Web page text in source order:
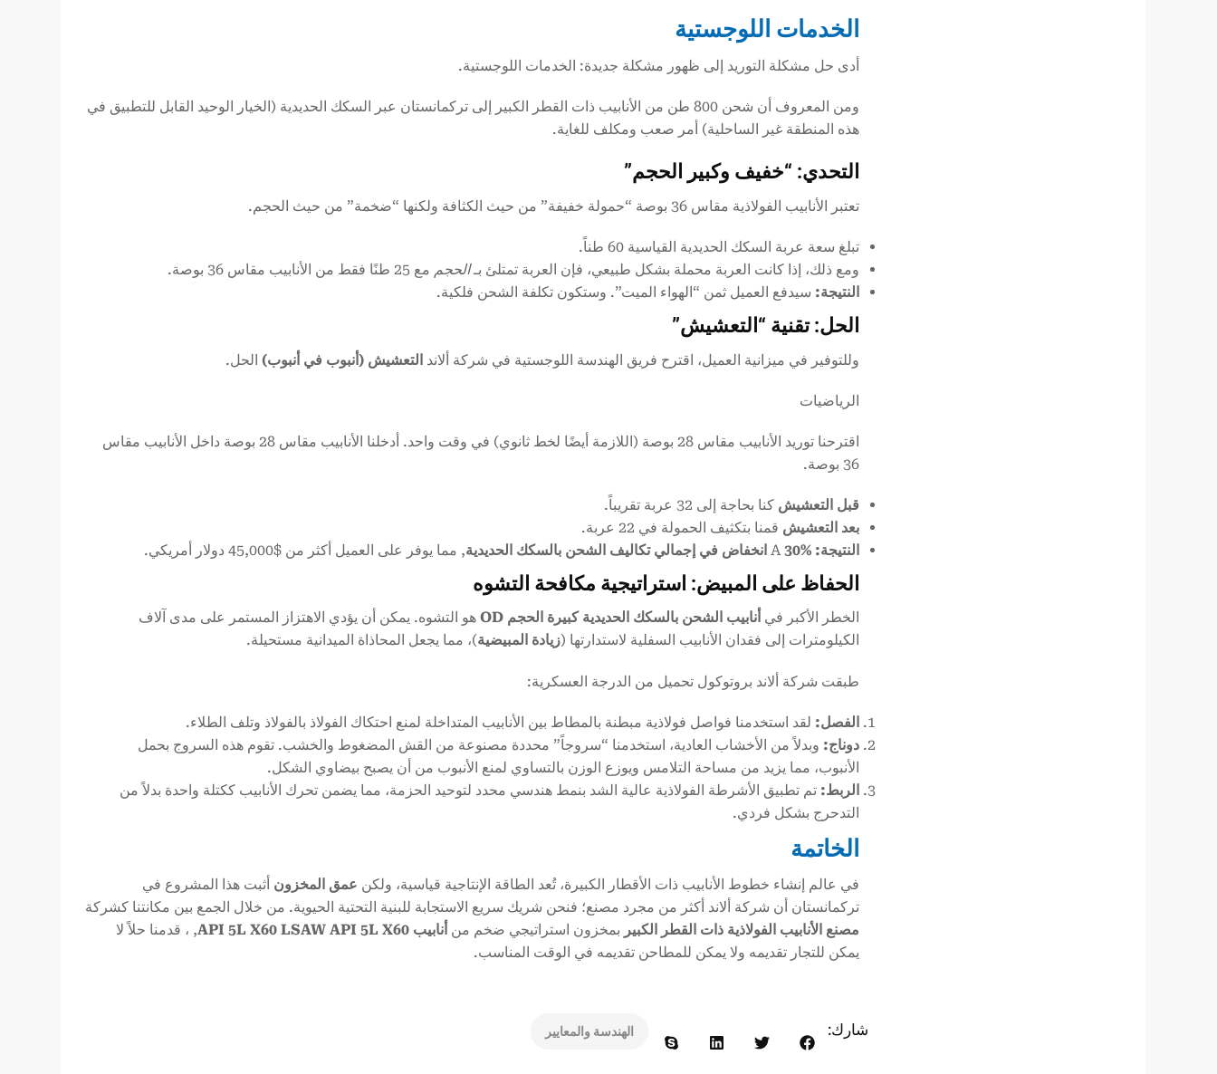
الخدمات اللوجستية
أدى حل مشكلة التوريد إلى ظهور مشكلة جديدة: الخدمات اللوجستية.
ومن المعروف أن شحن 800 طن من الأنابيب ذات القطر الكبير إلى تركمانستان عبر السكك الحديدية (الخيار الوحيد القابل للتطبيق في
هذه المنطقة غير الساحلية) أمر صعب ومكلف للغاية.
التحدي: “خفيف وكبير الحجم”
تعتبر الأنابيب الفولاذية مقاس 36 بوصة “حمولة خفيفة” من حيث الكثافة ولكنها “ضخمة” من حيث الحجم.
تبلغ سعة عربة السكك الحديدية القياسية 60 طناً.
ومع ذلك، إذا كانت العربة محملة بشكل طبيعي، فإن العربة تمتلئ بـالحجم مع 25 طنًا فقط من الأنابيب مقاس 36 بوصة.
النتيجة: سيدفع العميل ثمن “الهواء الميت”. وستكون تكلفة الشحن فلكية.
الحل: تقنية “التعشيش”
وللتوفير في ميزانية العميل، اقترح فريق الهندسة اللوجستية في شركة ألاند التعشيش (أنبوب في أنبوب)الحل.
الرياضيات
اقترحنا توريد الأنابيب مقاس 28 بوصة (اللازمة أيضًا لخط ثانوي) في وقت واحد. أدخلنا الأنابيب مقاس 28 بوصة داخل الأنابيب مقاس
36 بوصة.
قبل التعشيش كنا بحاجة إلى 32 عربة تقريباً.
بعد التعشيش قمنا بتكثيف الحمولة في 22 عربة.
النتيجة: 30% انخفاض في إجمالي تكاليف الشحن بالسكك الحديدية , مما يوفر على العميل أكثر من $45,000 دولار أمريكي.
الحفاظ على المبيض: استراتيجية مكافحة التشوه
الخطر الأكبر في أنابيب الشحن بالسكك الحديدية كبيرة الحجم OD
هو التشوه. يمكن أن يؤدي الاهتزاز المستمر على مدى آلاف
الكيلومترات إلى فقدان الأنابيب السفلية لاستدارتها (زيادة المبيضية)، مما يجعل المحاذاة الميدانية مستحيلة.
طبقت شركة ألاند بروتوكول تحميل من الدرجة العسكرية:
الفصل: لقد استخدمنا فواصل فولاذية مبطنة بالمطاط بين الأنابيب المتداخلة لمنع احتكاك الفولاذ بالفولاذ وتلف الطلاء.
دوناج: وبدلاً من الأخشاب العادية، استخدمنا “سروجاً” محددة مصنوعة من القش المضغوط والخشب. تقوم هذه السروج بحمل
الأنبوب، مما يزيد من مساحة التلامس ويوزع الوزن بالتساوي لمنع الأنبوب من أن يصبح بيضاوي الشكل.
الربط: تم تطبيق الأشرطة الفولاذية عالية الشد بنمط هندسي محدد لتوحيد الحزمة، مما يضمن تحرك الأنابيب ككتلة واحدة بدلاً من
التدحرج بشكل فردي.
الخاتمة
في عالم إنشاء خطوط الأنابيب ذات الأقطار الكبيرة، تُعد الطاقة الإنتاجية قياسية، ولكن عمق المخزون أثبت هذا المشروع في
تركمانستان أن شركة ألاند أكثر من مجرد مصنع؛ فنحن شريك سريع الاستجابة للبنية التحتية الحيوية. من خلال الجمع بين مكانتنا كشركة
مصنع الأنابيب الفولاذية ذات القطر الكبير بمخزون استراتيجي ضخم من أنابيب API 5L X60 LSAW API 5L X60
, ، قدمنا حلاً لا
يمكن للتجار تقديمه ولا يمكن للمطاحن تقديمه في الوقت المناسب.
شارك: الهندسة والمعايير